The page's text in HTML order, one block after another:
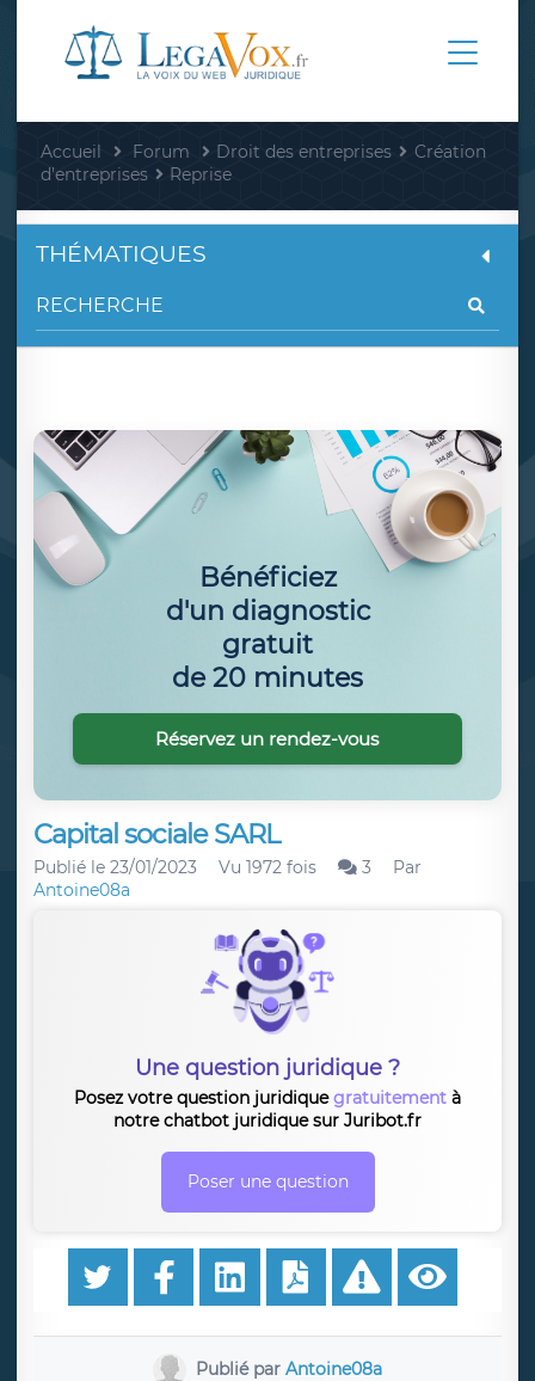
Accueil Forum Droit des entreprises
Création
d'entreprises
Reprise
Capital sociale SARL
Publié le 23/01/2023 Vu 1972 fois 3
Par
Antoine08a
Une question juridique ?
Posez votre question juridiquegratuitement à
notre chatbot juridique sur Juribot.fr
Poser une question
Publié par Antoine08a
THÉMATIQUES
Bénéficiez
d'un diagnostic
gratuit
de 20 minutes
Réservez un rendez-vous